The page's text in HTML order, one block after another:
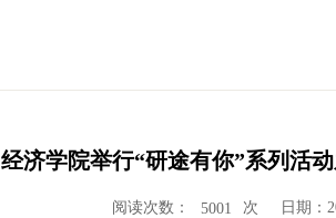
经济学院举行“研途有你”系列活
阅读次数： 5001 次 日期：